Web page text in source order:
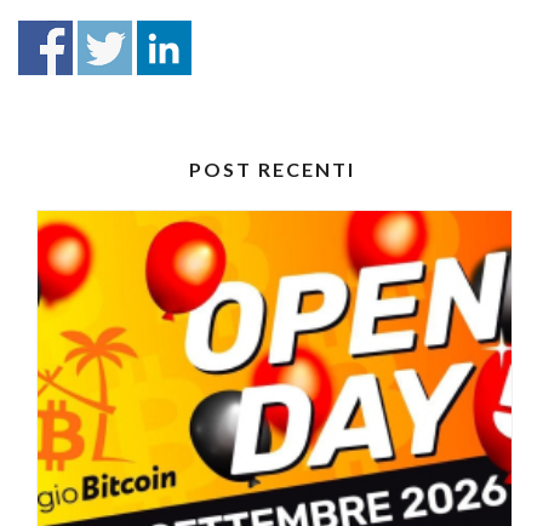
POST RECENTI